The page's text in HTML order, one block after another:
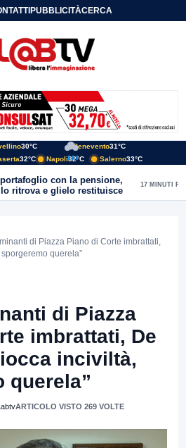
PUBBLICITÀCERCA
30°C Benevento31°C
32°C Napoli32°C Salerno33°C
con la pensione,
lo ritrova e glielo restituisce
17 MINUTI FA
di Piazza Piano di Corte imbrattati,
querela”
di Piazza
imbrattati, De
inciviltà,
querela”
ARTICOLO VISTO 269 VOLTE